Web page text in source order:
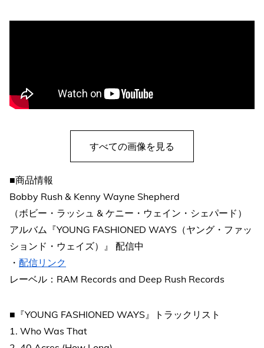
すべての画像を見る
■商品情報
Bobby Rush & Kenny Wayne Shepherd
（ボビー・ラッシュ & ケニー・ウェイン・シェパード）
アルバム『YOUNG FASHIONED WAYS（ヤング・ファッ
ションド・ウェイズ）』 配信中
・ 配信リンク
レーベル：RAM Records and Deep Rush Records
■『YOUNG FASHIONED WAYS』トラックリスト
1. Who Was That